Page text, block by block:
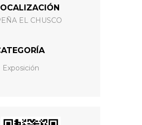
EL CHUSCO
Exposición